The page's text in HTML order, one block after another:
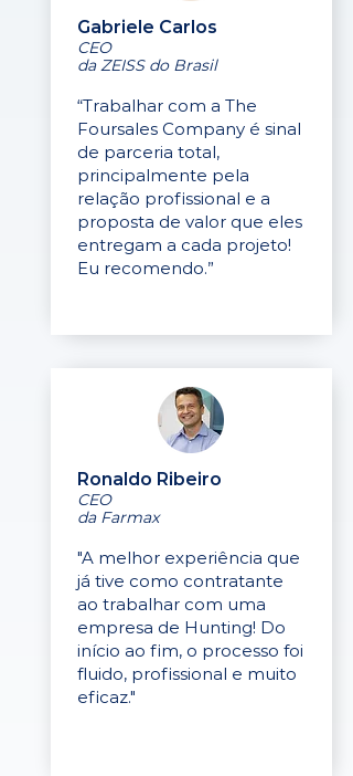
Gabriele Carlos
CEO
da ZEISS do Brasil
“Trabalhar com a The
Foursales Company é sinal
de parceria total,
principalmente pela
relação profissional e a
proposta de valor que eles
entregam a cada projeto!
Eu recomendo.”
Ronaldo Ribeiro
CEO
da Farmax
"A melhor experiência que
já tive como contratante
ao trabalhar com uma
empresa de Hunting! Do
início ao fim, o processo foi
fluido, profissional e muito
eficaz."